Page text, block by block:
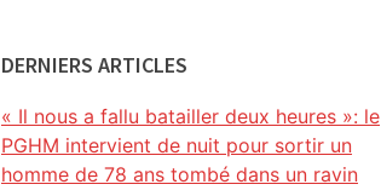
DERNIERS ARTICLES
« Il nous a fallu batailler deux heures »: le
PGHM intervient de nuit pour sortir un
homme de 78 ans tombé dans un ravin